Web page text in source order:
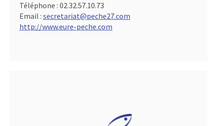
Téléphone : 02.32.57.10.73
Email : secretariat@peche27.com
http://www.eure-peche.com